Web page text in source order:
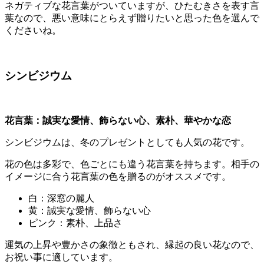
ネガティブな花言葉がついていますが、ひたむきさを表す言
葉なので、悪い意味にとらえず贈りたいと思った色を選んで
くださいね。
シンビジウム
花言葉： 誠実な愛情、飾らない心、素朴、華やかな恋
シンビジウムは、冬のプレゼントとしても人気の花です。
花の色は多彩で、色ごとにも違う花言葉を持ちます。相手の
イメージに合う花言葉の色を贈るのがオススメです。
白：深窓の麗人
黄：誠実な愛情、飾らない心
ピンク：素朴、上品さ
運気の上昇や豊かさの象徴ともされ、縁起の良い花なので、
お祝い事に適しています。